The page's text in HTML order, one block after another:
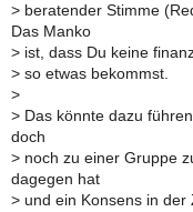
> beratender Stimme
Das Manko
> ist, dass Du keine
> so etwas bekommst.
>
> Das könnte dazu
doch
> noch zu einer Gruppe
dagegen hat
> und ein Konsens in